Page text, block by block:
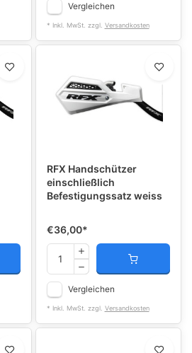
Vergleichen
* Inkl. MwSt. zzgl. Versandkosten
RFX Handschützer
einschließlich
Befestigungssatz weiss
€36,00*
Vergleichen
* Inkl. MwSt. zzgl. Versandkosten